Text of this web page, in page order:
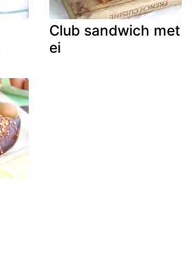
Club sandwich met
ei